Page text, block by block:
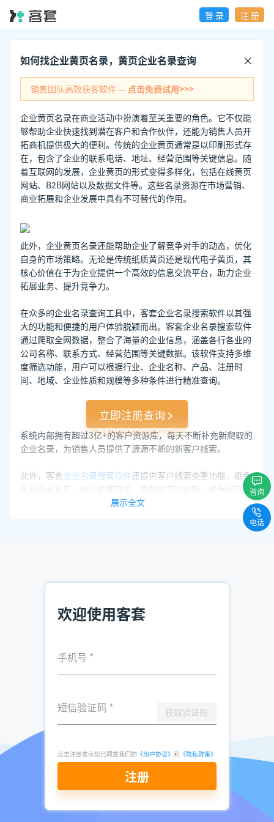
登 录 注 册
如何找企业黄页名录，黄页企业名录查询
销售团队高效获客软件 — 点击免费试用>>>
企业黄页名录在商业活动中扮演着至关重要的角色。它不仅能
够帮助企业快速找到潜在客户和合作伙伴，还能为销售人员开
拓商机提供极大的便利。传统的企业黄页通常是以印刷形式存
在，包含了企业的联系电话、地址、经营范围等关键信息。随
着互联网的发展，企业黄页的形式变得多样化，包括在线黄页
网站、B2B网站以及数据文件等。这些名录资源在市场营销、
商业拓展和企业发展中具有不可替代的作用。
此外，企业黄页名录还能帮助企业了解竞争对手的动态，优化
自身的市场策略。无论是传统纸质黄页还是现代电子黄页，其
核心价值在于为企业提供一个高效的信息交流平台，助力企业
拓展业务、提升竞争力。
在众多的企业名录查询工具中，客套企业名录搜索软件以其强
大的功能和便捷的用户体验脱颖而出。客套企业名录搜索软件
通过爬取全网数据，整合了海量的企业信息，涵盖各行各业的
公司名称、联系方式、经营范围等关键数据。该软件支持多维
度筛选功能，用户可以根据行业、企业名称、产品、注册时
间、地域、企业性质和规模等多种条件进行精准查询。
立即注册查询
系统内部拥有超过3亿+的客户资源库，每天不断补充新爬取的
企业名录，为销售人员提供了源源不断的新客户线索。
此外，客套企业名录搜索软件还提供客户线索查重功能，避免
重复联系客户，提升销售效率。其数据实时更新，确保用户获
取的信息始终准确、有效。对于企业来说，选择客套企业名录
资质代办客户怎么查 资质代办客户获取
销售如何追踪客户 销售追踪客户的方法
展示全文
欢迎使用客套
手机号 *
短信验证码 * 获取验证码
点击注册表示您已同意我们的 《用户协议》 和 《隐私政策》
注册
咨询
电话